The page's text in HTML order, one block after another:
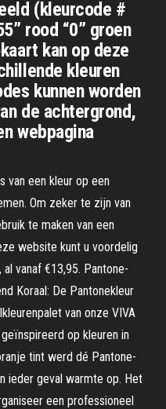
(kleurcode #
rood “0” groen
kan op deze
kleuren
kunnen worden
de achtergrond,
webpagina
van een kleur op een
Om zeker te zijn van
te maken van een
website kunt u voordelig
vanaf €13,95. Pantone-
Koraal: De Pantonekleur
van onze VIVA
op kleuren in
tint werd dé Pantone-
ieder geval warmte op. Het
een professioneel